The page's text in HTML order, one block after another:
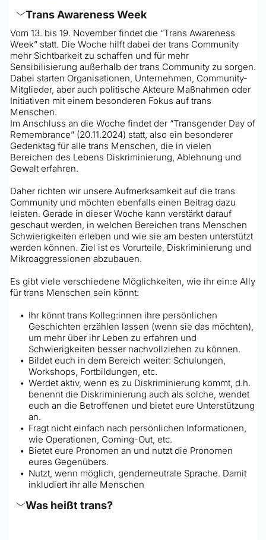
Trans Awareness Week
Vom 13. bis 19. November findet die “Trans Awareness
Week” statt. Die Woche hilft dabei der trans Community
mehr Sichtbarkeit zu schaffen und für mehr
Sensibilisierung außerhalb der trans Community zu sorgen.
Dabei starten Organisationen, Unternehmen, Community-
Mitglieder, aber auch politische Akteure Maßnahmen oder
Initiativen mit einem besonderen Fokus auf trans
Menschen.
Im Anschluss an die Woche findet der “Transgender Day of
Remembrance” (20.11.2024) statt, also ein besonderer
Gedenktag für alle trans Menschen, die in vielen
Bereichen des Lebens Diskriminierung, Ablehnung und
Gewalt erfahren.
Daher richten wir unsere Aufmerksamkeit auf die trans
Community und möchten ebenfalls einen Beitrag dazu
leisten. Gerade in dieser Woche kann verstärkt darauf
geschaut werden, in welchen Bereichen trans Menschen
Schwierigkeiten erleben und wie sie am besten unterstützt
werden können. Ziel ist es Vorurteile, Diskriminierung und
Mikroaggressionen abzubauen.
Es gibt viele verschiedene Möglichkeiten, wie ihr ein:e Ally
für trans Menschen sein könnt:
Ihr könnt trans Kolleg:innen ihre persönlichen
Geschichten erzählen lassen (wenn sie das möchten),
um mehr über ihr Leben zu erfahren und
Schwierigkeiten besser nachvollziehen zu können.
Bildet euch in dem Bereich weiter: Schulungen,
Workshops, Fortbildungen, etc.
Werdet aktiv, wenn es zu Diskriminierung kommt, d.h.
benennt die Diskriminierung auch als solche, wendet
euch an die Betroffenen und bietet eure Unterstützung
an.
Fragt nicht einfach nach persönlichen Informationen,
wie Operationen, Coming-Out, etc.
Bietet eure Pronomen an und nutzt die Pronomen
eures Gegenübers.
Nutzt, wenn möglich, genderneutrale Sprache. Damit
inkludiert ihr alle Menschen
Was heißt trans?